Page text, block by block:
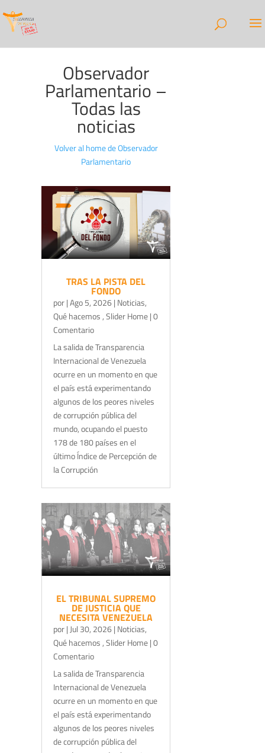
Observador
Parlamentario –
Todas las
noticias
Volver al home de Observador
Parlamentario
TRAS LA PISTA DEL
FONDO
por|Ago 5, 2026| Noticias,
Qué hacemos ,Slider Home| 0
Comentario
La salida de Transparencia
Internacional de Venezuela
ocurre en un momento en que
el país está experimentando
algunos de los peores niveles
de corrupción pública del
mundo, ocupando el puesto
178 de 180 países en el
último Índice de Percepción de
la Corrupción
EL TRIBUNAL SUPREMO
DE JUSTICIA QUE
NECESITA VENEZUELA
por| Jul 30, 2026| Noticias,
Qué hacemos ,Slider Home| 0
Comentario
La salida de Transparencia
Internacional de Venezuela
ocurre en un momento en que
el país está experimentando
algunos de los peores niveles
de corrupción pública del